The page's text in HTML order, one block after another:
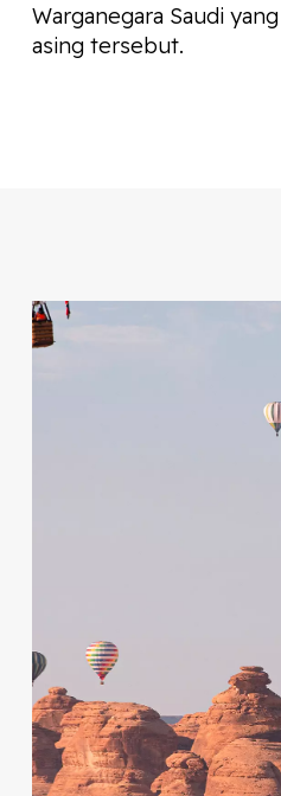
Warganegara Saudi
asing tersebut.